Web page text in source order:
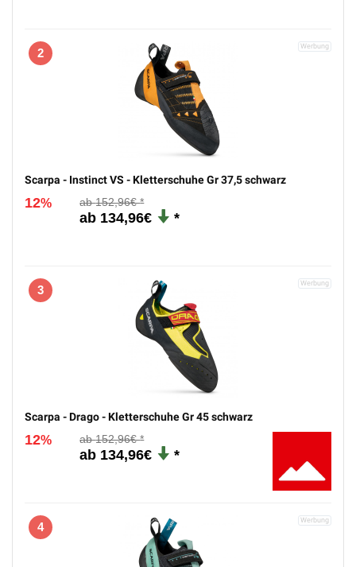
2
Scarpa - Instinct VS - Kletterschuhe Gr 37,5 schwarz
12% 152,96€
134,96€
3
Scarpa - Drago - Kletterschuhe Gr 45 schwarz
12% 152,96€
134,96€
4